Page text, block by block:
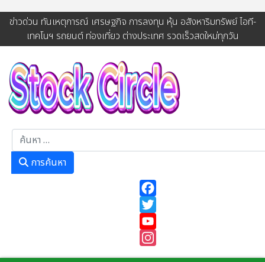
ข่าวด่วน ทันเหตุการณ์ เศรษฐกิจ การลงทุน หุ้น อสังหาริมทรัพย์ ไอที-
เทคโนฯ รถยนต์ ท่องเที่ยว ต่างประเทศ รวดเร็วสดใหม่ทุกวัน
การค้นหา
Instagram